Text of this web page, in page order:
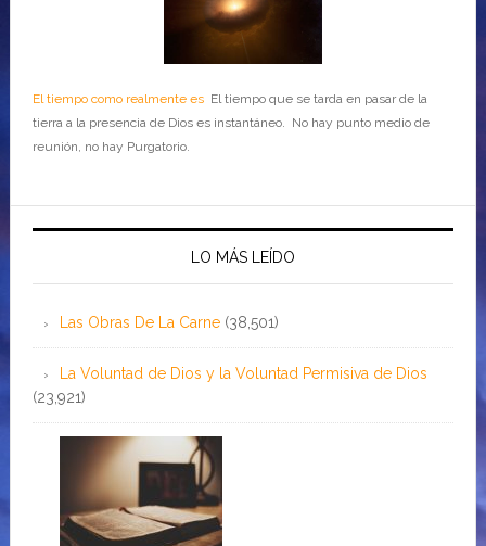
El tiempo como realmente esEl tiempo que se tarda en pasar de la
tierra a la presencia de Dios es instantáneo. No hay punto medio de
reunión, no hay Purgatorio.
LO MÁS LEÍDO
Las Obras De La Carne (38,501)
La Voluntad de Dios y la Voluntad Permisiva de Dios
(23,921)